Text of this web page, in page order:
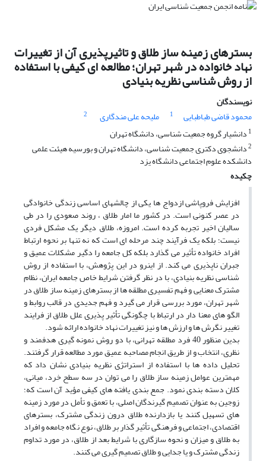
بسترهای زمینه ساز طلاق و تاثیرپذیری آن از تغییرات
نهاد خانواده در شهر تهران؛ مطالعه ای کیفی با استفاده
از روش شناسی نظریه بنیادی
نویسندگان
محمود قاضی طباطبایی
1 ملیحه علی مندگاری
2
1 دانشیار گروه جمعیت شناسی، دانشگاه تهران
2دانشجوی دکتری جمعیت شناسی، دانشگاه تهران و بورسیه هیئت علمی
دانشکده علوم اجتماعی دانشگاه یزد
چکیده
افزایش فروپاشی ازدواج ها یکی از چالشهای اساسی زندگی خانوادگی
در عصر کنونی است. در کشور ما امار طلاق ، روند صعودی را در طی
سالیان اخیر تجربه کرده است. امروزه، طلاق دیگر یک مشکل فردی
نیست؛ بلکه یک فرآیند چند مرحله ای است که نه تنها بر نحوه ارتباط
افراد خانواده تأثیر می گذارد بلکه کل جامعه را دگیر مشکلات عمیق و
جبران ناپذیری می کند. از اینرو در این پژوهش، با استفاده از روش
شناسی نظریه بنیادی، با در نظر گرفتن شرایط خاص جامعه ایران، نظام
مشترک معنایی و فهم تفسیری مطلقه ها از بسترهای زمینه ساز طلاق در
شهر تهران، مورد بررسی قرار می گیرد و فهم جدیدی در قالب روابط و
الگو های معنا دار در ارتباط با چگونگی تأثیر پذیری علل طلاق از فرایند
تغییر نگرش ها و ارزش ها و نیز تغییرات نهاد خانواده ارائه شود.
بدین منظور 40 فرد مطلقه تهرانی، با دو روش نمونه گیری هدفمند و
نظری، انتخاب و از طریق انجام مصاحبه عمیق مورد مطالعه قرار گرفتند.
تحلیل داده ها با استفاده از استراتژی نظریه بنیادی نشان داد که
مهمترین عوامل زمینه ساز طلاق را می توان در سه سطح خرد، میانی،
کلان دسته بندی نمود. جمع بندی یافته های کیفی مؤید آن است که؛
زوجین به عنوان تصمیم گیرندگان اصلی، با تعمق و تأمل در مورد زمینه
های تسهیل کنند یا بازدارنده طلاق درون زندگی مشترک، بسترهای
اقتصادی، اجتماعی و فرهنگی تأثیر گذار بر طلاق، نوع نگاه جامعه و افراد
به طلاق و میزان و نحوه سازگاری با شرایط بعد از طلاق، در مورد تداوم
زندگی مشترک و یا جدایی و طلاق تصمیم گیری می کنند.